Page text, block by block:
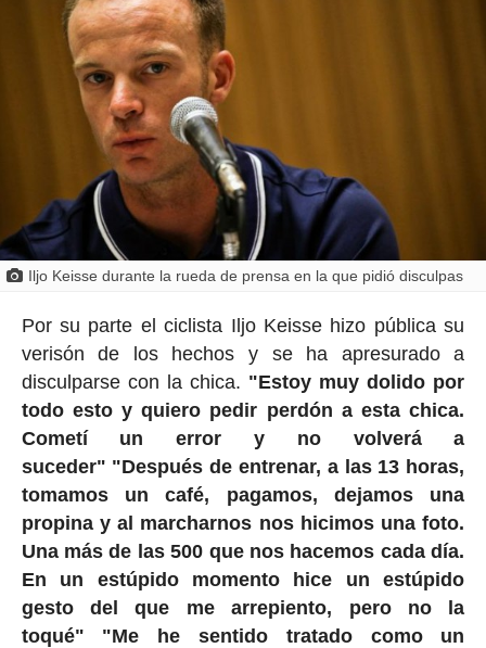
Iljo Keisse durante la rueda de prensa en la que pidió disculpas
Por su parte el ciclista Iljo Keisse hizo pública su
verisón de los hechos y se ha apresurado a
disculparse con la chica. "Estoy muy dolido por
todo esto y quiero pedir perdón a esta chica.
Cometí un error y no volverá a
suceder" "Después de entrenar, a las 13 horas,
tomamos un café, pagamos, dejamos una
propina y al marcharnos nos hicimos una foto.
Una más de las 500 que nos hacemos cada día.
En un estúpido momento hice un estúpido
gesto del que me arrepiento, pero no la
toqué" "Me he sentido tratado como un